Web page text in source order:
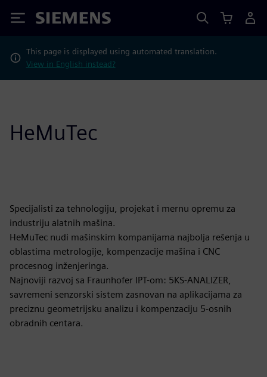
Siemens
This page is displayed using automated translation.
View in English instead?
HeMuTec
Specijalisti za tehnologiju, projekat i mernu opremu za
industriju alatnih mašina.
HeMuTec nudi mašinskim kompanijama najbolja rešenja u
oblastima metrologije, kompenzacije mašina i CNC
procesnog inženjeringa.
Najnoviji razvoj sa Fraunhofer IPT-om: 5KS-ANALIZER,
savremeni senzorski sistem zasnovan na aplikacijama za
preciznu geometrijsku analizu i kompenzaciju 5-osnih
obradnih centara.